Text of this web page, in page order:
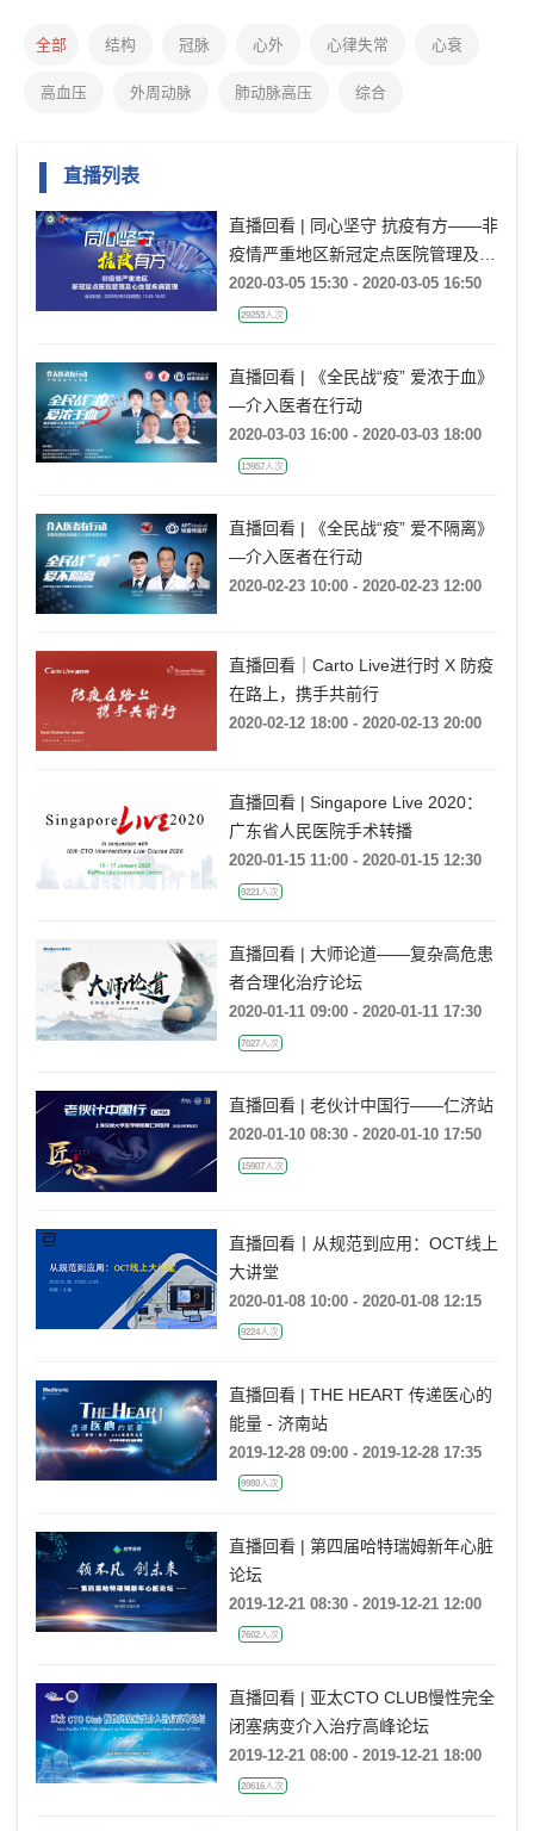
全部 结构 冠脉 心外 心律失常 心衰
高血压 外周动脉 肺动脉高压 综合
直播列表
直播回看 | 同心坚守 抗疫有方——非
疫情严重地区新冠定点医院管理及心
血管疾病管理
2020-03-05 15:30 - 2020-03-05 16:50
29253人次
直播回看 | 《全民战“疫” 爱浓于血》
—介入医者在行动
2020-03-03 16:00 - 2020-03-03 18:00
13957人次
直播回看 | 《全民战“疫” 爱不隔离》
—介入医者在行动
2020-02-23 10:00 - 2020-02-23 12:00
直播回看｜Carto Live进行时 X 防疫
在路上，携手共前行
2020-02-12 18:00 - 2020-02-13 20:00
直播回看 | Singapore Live 2020：
广东省人民医院手术转播
2020-01-15 11:00 - 2020-01-15 12:30
9221人次
直播回看 | 大师论道——复杂高危患
者合理化治疗论坛
2020-01-11 09:00 - 2020-01-11 17:30
7027人次
直播回看 | 老伙计中国行——仁济站
2020-01-10 08:30 - 2020-01-10 17:50
15907人次
直播回看丨从规范到应用：OCT线上
大讲堂
2020-01-08 10:00 - 2020-01-08 12:15
9224人次
直播回看 | THE HEART 传递医心的
能量 - 济南站
2019-12-28 09:00 - 2019-12-28 17:35
9980人次
直播回看 | 第四届哈特瑞姆新年心脏
论坛
2019-12-21 08:30 - 2019-12-21 12:00
7602人次
直播回看 | 亚太CTO CLUB慢性完全
闭塞病变介入治疗高峰论坛
2019-12-21 08:00 - 2019-12-21 18:00
20616人次